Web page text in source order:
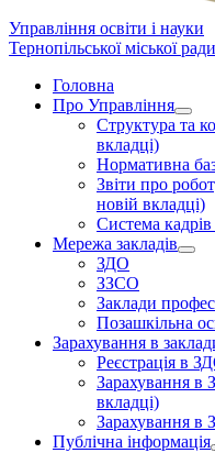
Управління освіти і науки
Тернопільської міської ради
Головна
Про Управління
Структура та
вкладці)
Нормативна
Звіти про
новій вкладці)
Система кадрів
Мережа закладів
ЗДО
ЗЗСО
Заклади
Позашкільна
Зарахування в
Реєстрація в
Зарахування в
вкладці)
Зарахування в
Публічна інформація